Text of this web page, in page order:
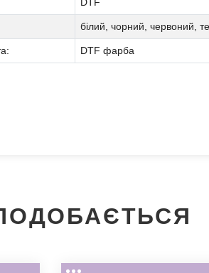
білий, чорний, червоний,
DTF фарба